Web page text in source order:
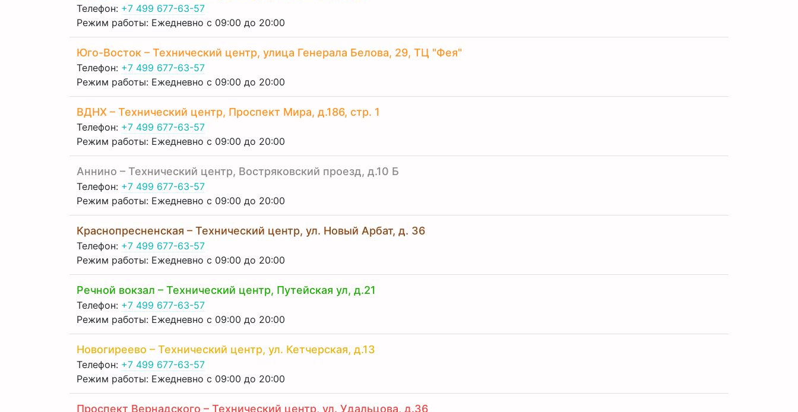
Телефон: +7 499 677-63-57
Режим работы: Ежедневно с 09:00 до 20:00
Юго-Восток – Технический центр, улица Генерала Белова, 29, ТЦ "Фея"
Телефон: +7 499 677-63-57
Режим работы: Ежедневно с 09:00 до 20:00
ВДНХ – Технический центр, Проспект Мира, д.186, стр. 1
Телефон: +7 499 677-63-57
Режим работы: Ежедневно с 09:00 до 20:00
Аннино – Технический центр, Востряковский проезд, д.10 Б
Телефон: +7 499 677-63-57
Режим работы: Ежедневно с 09:00 до 20:00
Краснопресненская – Технический центр, ул. Новый Арбат, д. 36
Телефон: +7 499 677-63-57
Режим работы: Ежедневно с 09:00 до 20:00
Речной вокзал – Технический центр, Путейская ул, д.21
Телефон: +7 499 677-63-57
Режим работы: Ежедневно с 09:00 до 20:00
Новогиреево – Технический центр, ул. Кетчерская, д.13
Телефон: +7 499 677-63-57
Режим работы: Ежедневно с 09:00 до 20:00
Проспект Вернадского – Технический центр, ул. Удальцова, д.36